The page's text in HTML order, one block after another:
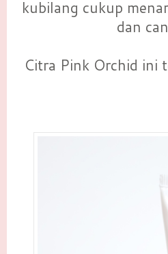
kubilang cukup
dan
Citra Pink Orchid ini